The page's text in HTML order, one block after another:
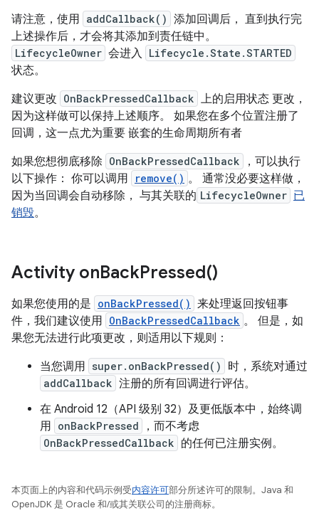
请注意，使用 addCallback() 添加回调后， 直到执行完
上述操作后，才会将其添加到责任链中。
LifecycleOwner 会进入 Lifecycle.State.STARTED
状态。
建议更改 OnBackPressedCallback 上的启用状态 更改，
因为这样做可以保持上述顺序。 如果您在多个位置注册了
回调，这一点尤为重要 嵌套的生命周期所有者
如果您想彻底移除 OnBackPressedCallback
，可以执行
以下操作： 你可以调用
remove() 。 通常没必要这样做，
因为当回调会自动移除， 与其关联的 LifecycleOwner 已
销毁。
Activity onBackPressed()
如果您使用的是 onBackPressed() 来处理返回按钮事
件，我们建议使用 OnBackPressedCallback 。 但是，如
果您无法进行此项更改，则适用以下规则：
当您调用 super.onBackPressed() 时，系统对通过
addCallback 注册的所有回调进行评估。
在 Android 12（API 级别 32）及更低版本中，始终调
用 onBackPressed ，而不考虑
OnBackPressedCallback 的任何已注册实例。
本页面上的内容和代码示例受内容许可部分所述许可的限制。Java 和
OpenJDK 是 Oracle 和/或其关联公司的注册商标。